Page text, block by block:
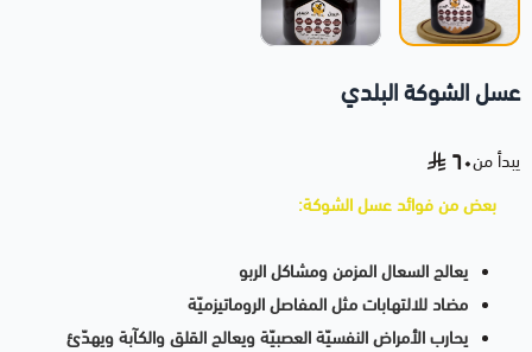
عسل الشوكة البلدي
يبدأ من٦٠
بعض من فوائد عسل الشوكة:
يعالج السعال المزمن ومشاكل الربو
مضاد للالتهابات مثل المفاصل الروماتيزميّة
يحارب الأمراض النفسيّة العصبيّة ويعالج القلق والكآبة ويهدّئ